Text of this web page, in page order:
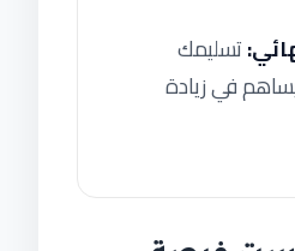
تسليمك
في زيادة